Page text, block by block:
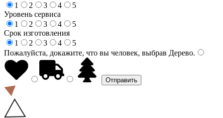
1
2 3 4
5
Уровень сервиса
1
2 3 4
5
Срок изготовления
1
2 3 4
5
Пожалуйста, докажите, что вы человек, выбрав Дерево.